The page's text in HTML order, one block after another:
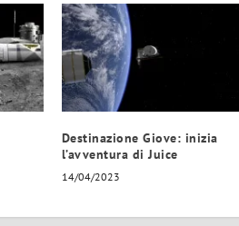
Destinazione Giove: inizia
l’avventura di Juice
14/04/2023